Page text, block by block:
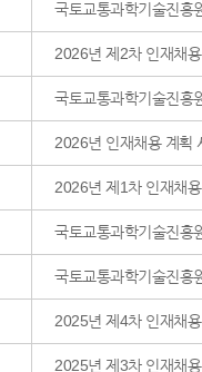
국토교통과학기술진흥
2026년 제2차 인재채
국토교통과학기술진흥
2026년 인재채용 계획
2026년 제1차 인재채
국토교통과학기술진흥
국토교통과학기술진흥
2025년 제4차 인재채
2025년 제3차 인재채